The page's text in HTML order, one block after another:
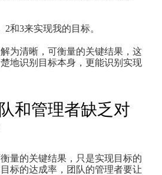
和3来实现我的目标。
为清晰，可衡量的关键结果，这
地识别目标本身，更能识别实现
和管理者缺乏对
量的关键结果，只是实现目标的
标的达成率，团队的管理者要让